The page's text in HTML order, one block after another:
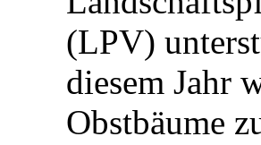
(LPV)
diesem Jahr
Obstbäume